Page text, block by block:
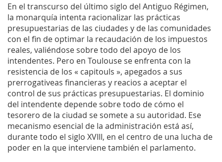
En el transcurso del último siglo del Antiguo Régimen,
la monarquía intenta racionalizar las prácticas
presupuestarias de las ciudades y de las comunidades
con el fin de optimar la recaudación de los impuestos
reales, valiéndose sobre todo del apoyo de los
intendentes. Pero en Toulouse se enfrenta con la
resistencia de los « capitouls », apegados a sus
prerrogativeas financieras y reacios a aceptar el
control de sus prácticas presupuestarias. El dominio
del intendente depende sobre todo de cómo el
tesorero de la ciudad se somete a su autoridad. Ese
mecanismo esencial de la administración está así,
durante todo el siglo XVIII, en el centro de una lucha de
poder en la que interviene también el parlamento.